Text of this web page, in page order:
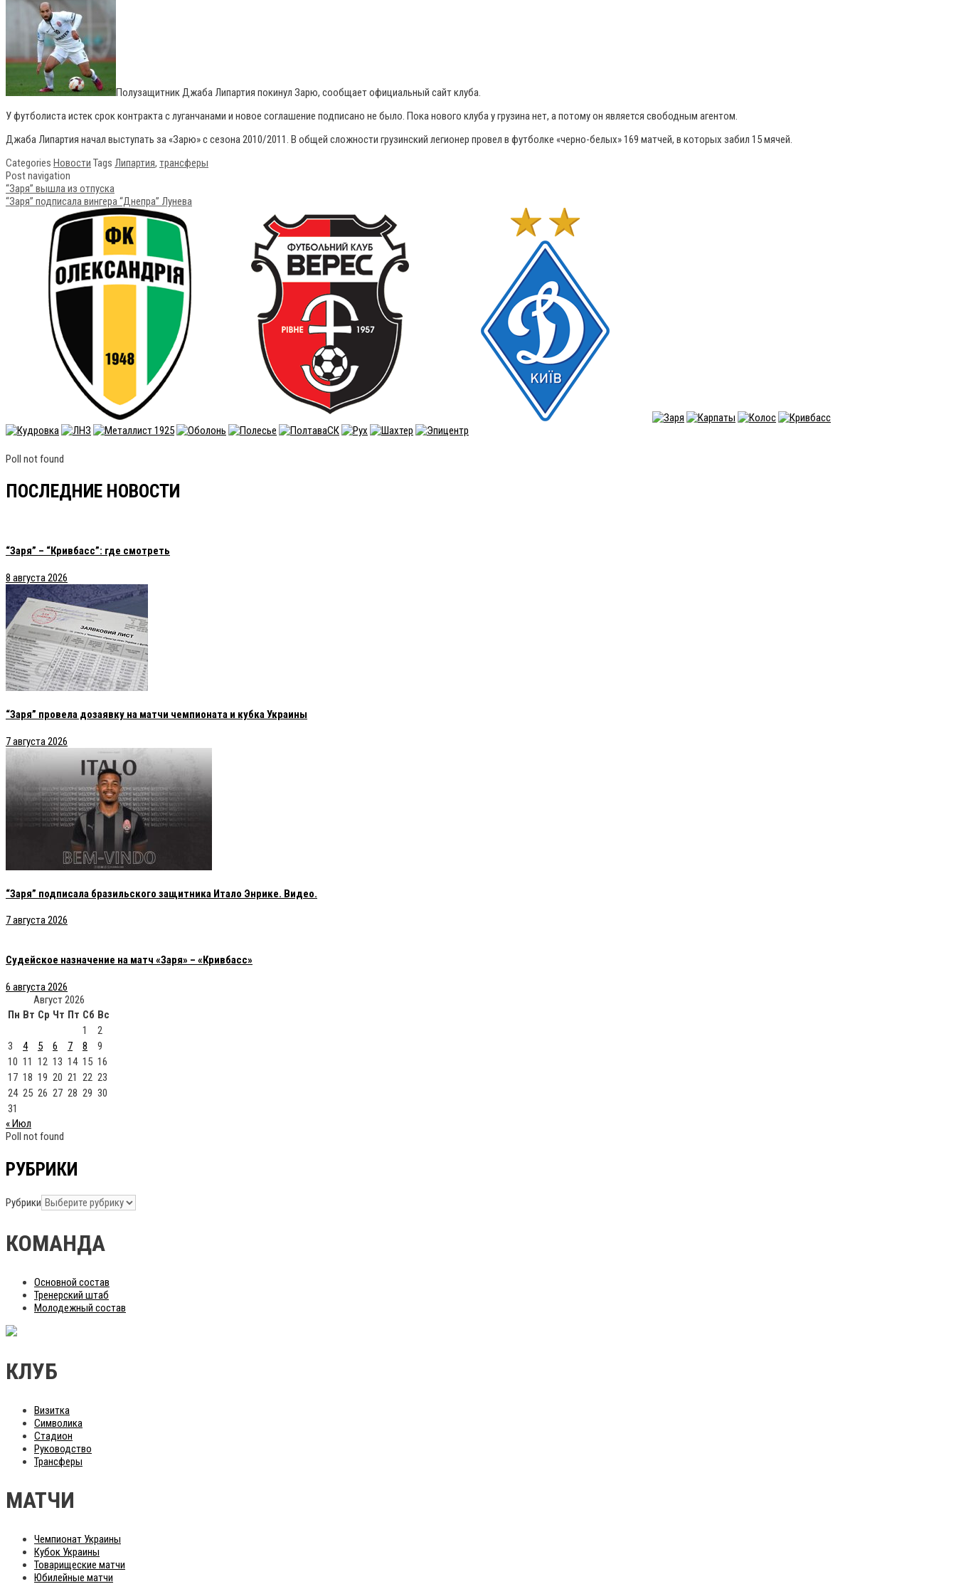
Полузащитник Джаба Липартия покинул Зарю, сообщает официальный сайт клуба.
У футболиста истек срок контракта с луганчанами и новое соглашение подписано не было. Пока нового клуба у грузина нет, а потому он является свободным агентом.
Джаба Липартия начал выступать за «Зарю» с сезона 2010/2011. В общей сложности грузинский легионер провел в футболке «черно-белых» 169 матчей, в которых забил 15 мячей.
Categories Новости Tags Липартия, трансферы
Post navigation
“Заря” вышла из отпуска
“Заря” подписала вингера “Днепра” Лунева
Poll not found
ПОСЛЕДНИЕ НОВОСТИ
“Заря” – “Кривбасс”: где смотреть
8 августа 2026
“Заря” провела дозаявку на матчи чемпионата и кубка Украины
7 августа 2026
“Заря” подписала бразильского защитника Итало Энрике. Видео.
7 августа 2026
Судейское назначение на матч «Заря» – «Кривбасс»
6 августа 2026
Август 2026
Пн Вт Ср Чт Пт Сб Вс
1
2
3
4 5 6 7 8
9
10 11 12 13 14 15 16
17 18 19 20 21 22 23
24 25 26 27 28 29 30
31
« Июл
Poll not found
РУБРИКИ
Рубрики
КОМАНДА
Основной состав
Тренерский штаб
Молодежный состав
КЛУБ
Визитка
Символика
Стадион
Руководство
Трансферы
МАТЧИ
Чемпионат Украины
Кубок Украины
Товарищеские матчи
Юбилейные матчи